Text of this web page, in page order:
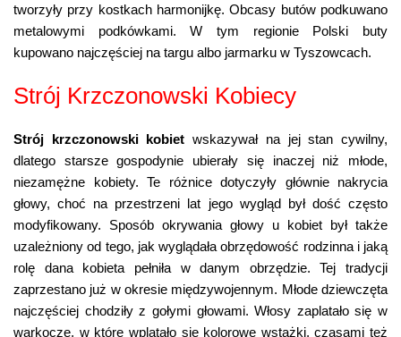
tworzyły przy kostkach harmonijkę. Obcasy butów podkuwano
metalowymi podkówkami. W tym regionie Polski buty
kupowano najczęściej na targu albo jarmarku w Tyszowcach.
Strój Krzczonowski Kobiecy
Strój krzczonowski kobiet wskazywał na jej stan cywilny,
dlatego starsze gospodynie ubierały się inaczej niż młode,
niezamężne kobiety. Te różnice dotyczyły głównie nakrycia
głowy, choć na przestrzeni lat jego wygląd był dość często
modyfikowany. Sposób okrywania głowy u kobiet był także
uzależniony od tego, jak wyglądała obrzędowość rodzinna i jaką
rolę dana kobieta pełniła w danym obrzędzie. Tej tradycji
zaprzestano już w okresie międzywojennym. Młode dziewczęta
najczęściej chodziły z gołymi głowami. Włosy zaplatało się w
warkocze, w które wplatało się kolorowe wstążki, czasami też